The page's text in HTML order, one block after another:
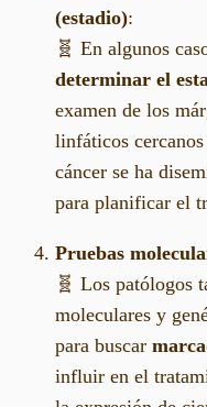
(estadio):
🧬 En algunos
determinar el
examen de los
linfáticos
cáncer se ha
para planificar el
Pruebas
🧬 Los patólogos
moleculares y
para buscar
influir en el